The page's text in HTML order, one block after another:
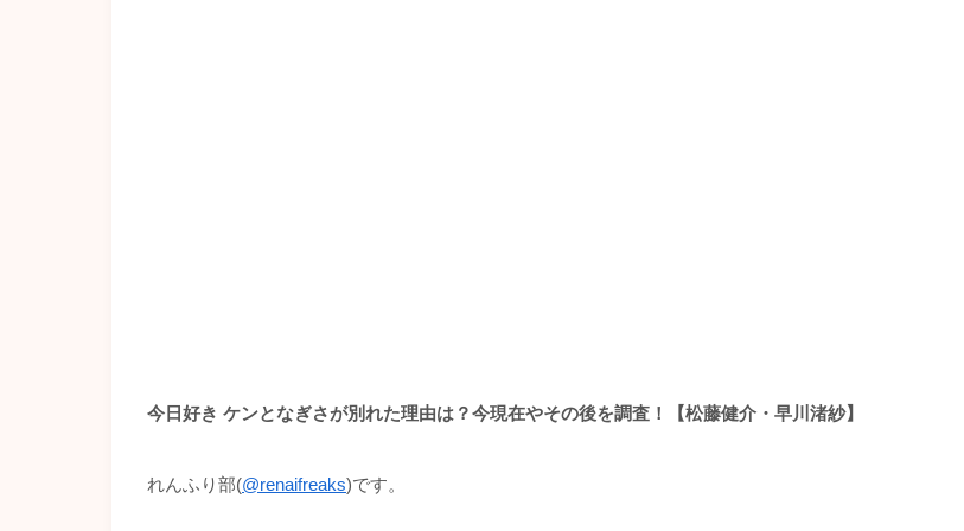
今日好き ケンとなぎさが別れた理由は？今現在やその後を調査！【松藤健介・早川渚紗】
れんふり部(@renaifreaks)です。